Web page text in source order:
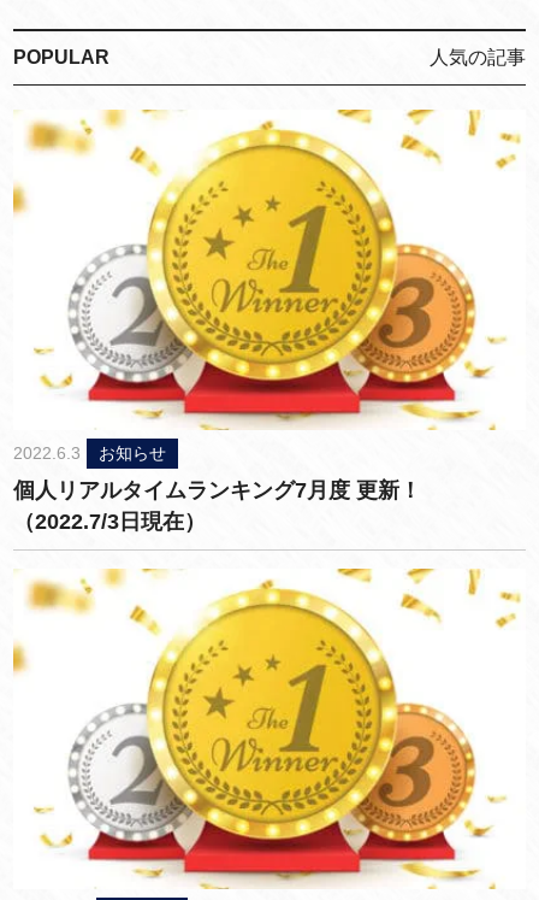
POPULAR 人気の記事
2022.6.3 お知らせ
個人リアルタイムランキング7月度 更新！
（2022.7/3日現在）